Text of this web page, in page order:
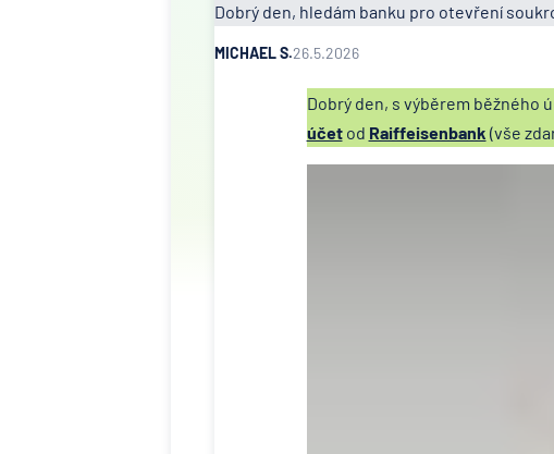
Dobrý den, hledám banku pro otevření
MICHAEL S.26.5.2026
Dobrý den, s výběrem běžného
účet od Raiffeisenbank (vše